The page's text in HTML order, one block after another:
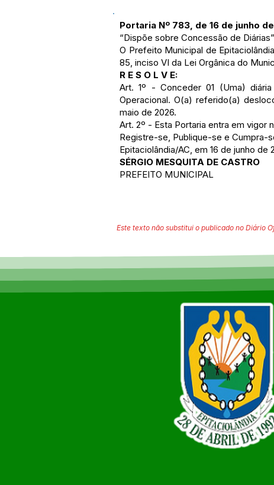
Portaria Nº 783, de 16 de junho
“Dispõe sobre Concessão de
O Prefeito Municipal de
85, inciso VI da Lei Orgânica do
R E S O L V E:
Art. 1º - Conceder 01 (Uma)
Operacional. O(a) referido(a)
maio de 2026.
Art. 2º - Esta Portaria entra em vigor
Registre-se, Publique-se e Cumpra-
Epitaciolândia/AC, em 16 de junho de
SÉRGIO MESQUITA DE CASTRO
PREFEITO MUNICIPAL
Este texto não substitui o publicado no Diário